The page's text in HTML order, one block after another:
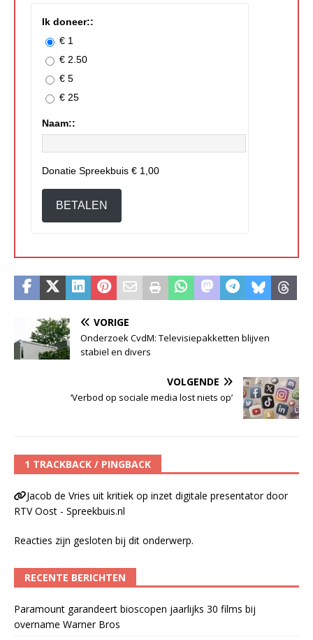
Ik doneer::
€ 1
€ 2.50
€ 5
€ 25
Naam::
Donatie Spreekbuis € 1,00
BETALEN
VORIGE
Onderzoek CvdM: Televisiepakketten blijven
stabiel en divers
VOLGENDE
‘Verbod op sociale media lost niets op’
1 TRACKBACK / PINGBACK
Jacob de Vries uit kritiek op inzet digitale presentator door
RTV Oost - Spreekbuis.nl
Reacties zijn gesloten bij dit onderwerp.
RECENTE BERICHTEN
Paramount garandeert bioscopen jaarlijks 30 films bij
overname Warner Bros